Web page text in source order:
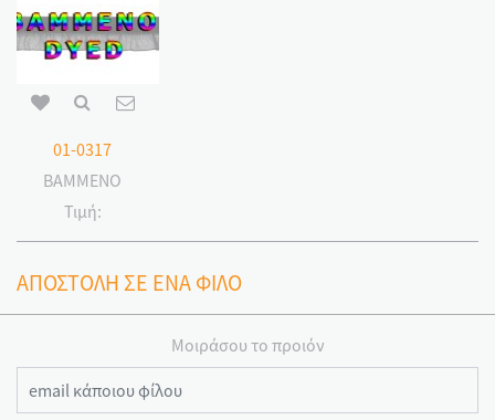
01-0317
ΒΑΜΜΕΝΟ
Τιμή:
ΑΠΟΣΤΟΛΗ ΣΕ ΕΝΑ ΦΙΛΟ
Μοιράσου το προιόν